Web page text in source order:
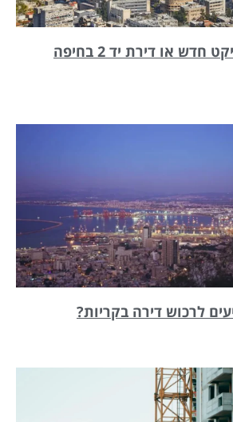
רכישת דירה בפרויקט חדש או דירת יד 2 בחיפה
לרכוש דירה בקריות?